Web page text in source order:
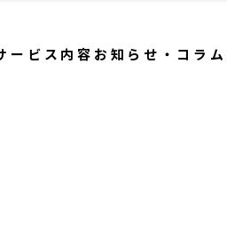
ービス内容 お知らせ・コラム